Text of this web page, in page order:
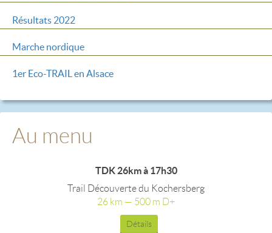
Résultats 2022
Marche nordique
1er Eco-TRAIL en Alsace
Au menu
TDK 26km à 17h30
Trail Découverte du Kochersberg
26 km — 500 m D+
Détails